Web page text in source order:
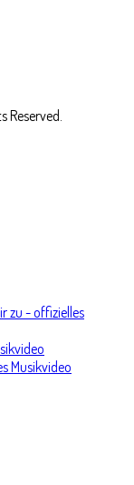
zu - offizielles
Musikvideo